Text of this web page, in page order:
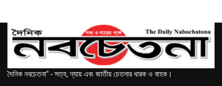
দৈনিক নবচেতনা" - সত্য, ন্যায় এবং জাতীয় চেতনার ধারক ও বাহক।